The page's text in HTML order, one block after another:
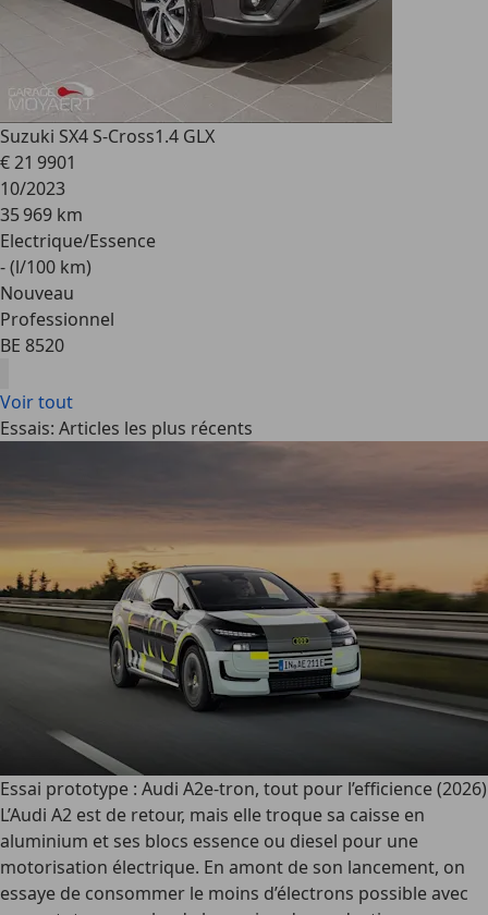
Suzuki SX4 S-Cross1.4 GLX
€ 21 9901
10/2023
35 969 km
Electrique/Essence
- (l/100 km)
Nouveau
Professionnel
BE 8520
Voir tout
Essais: Articles les plus récents
Essai prototype : Audi A2e-tron, tout pour l’efficience (2026)
L’Audi A2 est de retour, mais elle troque sa caisse en
aluminium et ses blocs essence ou diesel pour une
motorisation électrique. En amont de son lancement, on
essaye de consommer le moins d’électrons possible avec